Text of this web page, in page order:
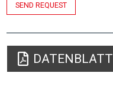
SEND REQUEST
DATENBLATT